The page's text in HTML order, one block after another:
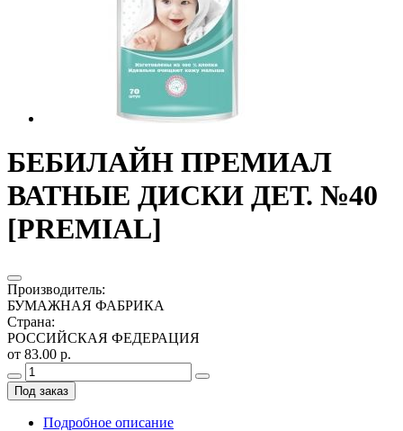
БЕБИЛАЙН ПРЕМИАЛ
ВАТНЫЕ ДИСКИ ДЕТ. №40
[PREMIAL]
Производитель:
БУМАЖНАЯ ФАБРИКА
Страна:
РОССИЙСКАЯ ФЕДЕРАЦИЯ
от 83.00 р.
Под заказ
Подробное описание